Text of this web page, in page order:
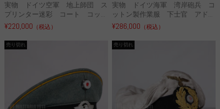
実物 ドイツ空軍 地上師団 ス
プリンター迷彩 コート コッ...
¥220,000 （税込）
実物 ドイツ海軍 湾岸砲兵 コ
ットン製作業服 下士官 アド...
¥286,000 （税込）
売り切れ 売り切れ